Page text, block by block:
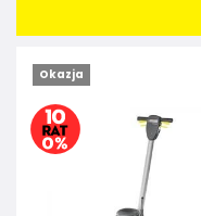
Okazja